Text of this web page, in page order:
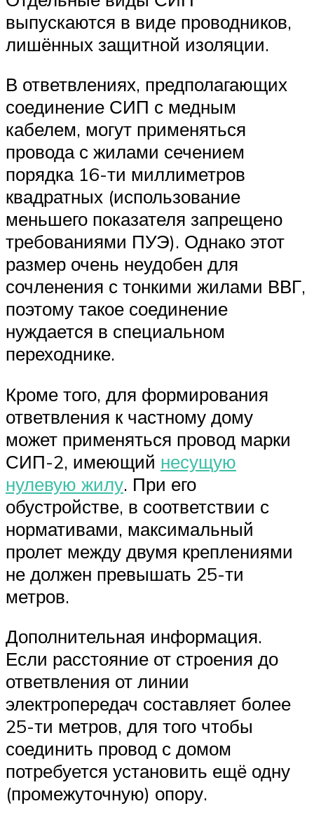
выпускаются в виде проводников,
лишённых защитной изоляции.
В ответвлениях, предполагающих
соединение СИП с медным
кабелем, могут применяться
провода с жилами сечением
порядка 16-ти миллиметров
квадратных (использование
меньшего показателя запрещено
требованиями ПУЭ). Однако этот
размер очень неудобен для
сочленения с тонкими жилами ВВГ,
поэтому такое соединение
нуждается в специальном
переходнике.
Кроме того, для формирования
ответвления к частному дому
может применяться провод марки
СИП-2, имеющий несущую
нулевую жилу. При его
обустройстве, в соответствии с
нормативами, максимальный
пролет между двумя креплениями
не должен превышать 25-ти
метров.
Дополнительная информация.
Если расстояние от строения до
ответвления от линии
электропередач составляет более
25-ти метров, для того чтобы
соединить провод с домом
потребуется установить ещё одну
(промежуточную) опору.